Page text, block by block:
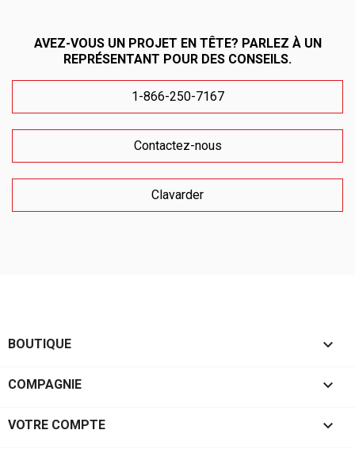
AVEZ-VOUS UN PROJET EN TÊTE? PARLEZ À UN
REPRÉSENTANT POUR DES CONSEILS.
1-866-250-7167
Contactez-nous
Clavarder
BOUTIQUE 
COMPAGNIE 
VOTRE COMPTE 